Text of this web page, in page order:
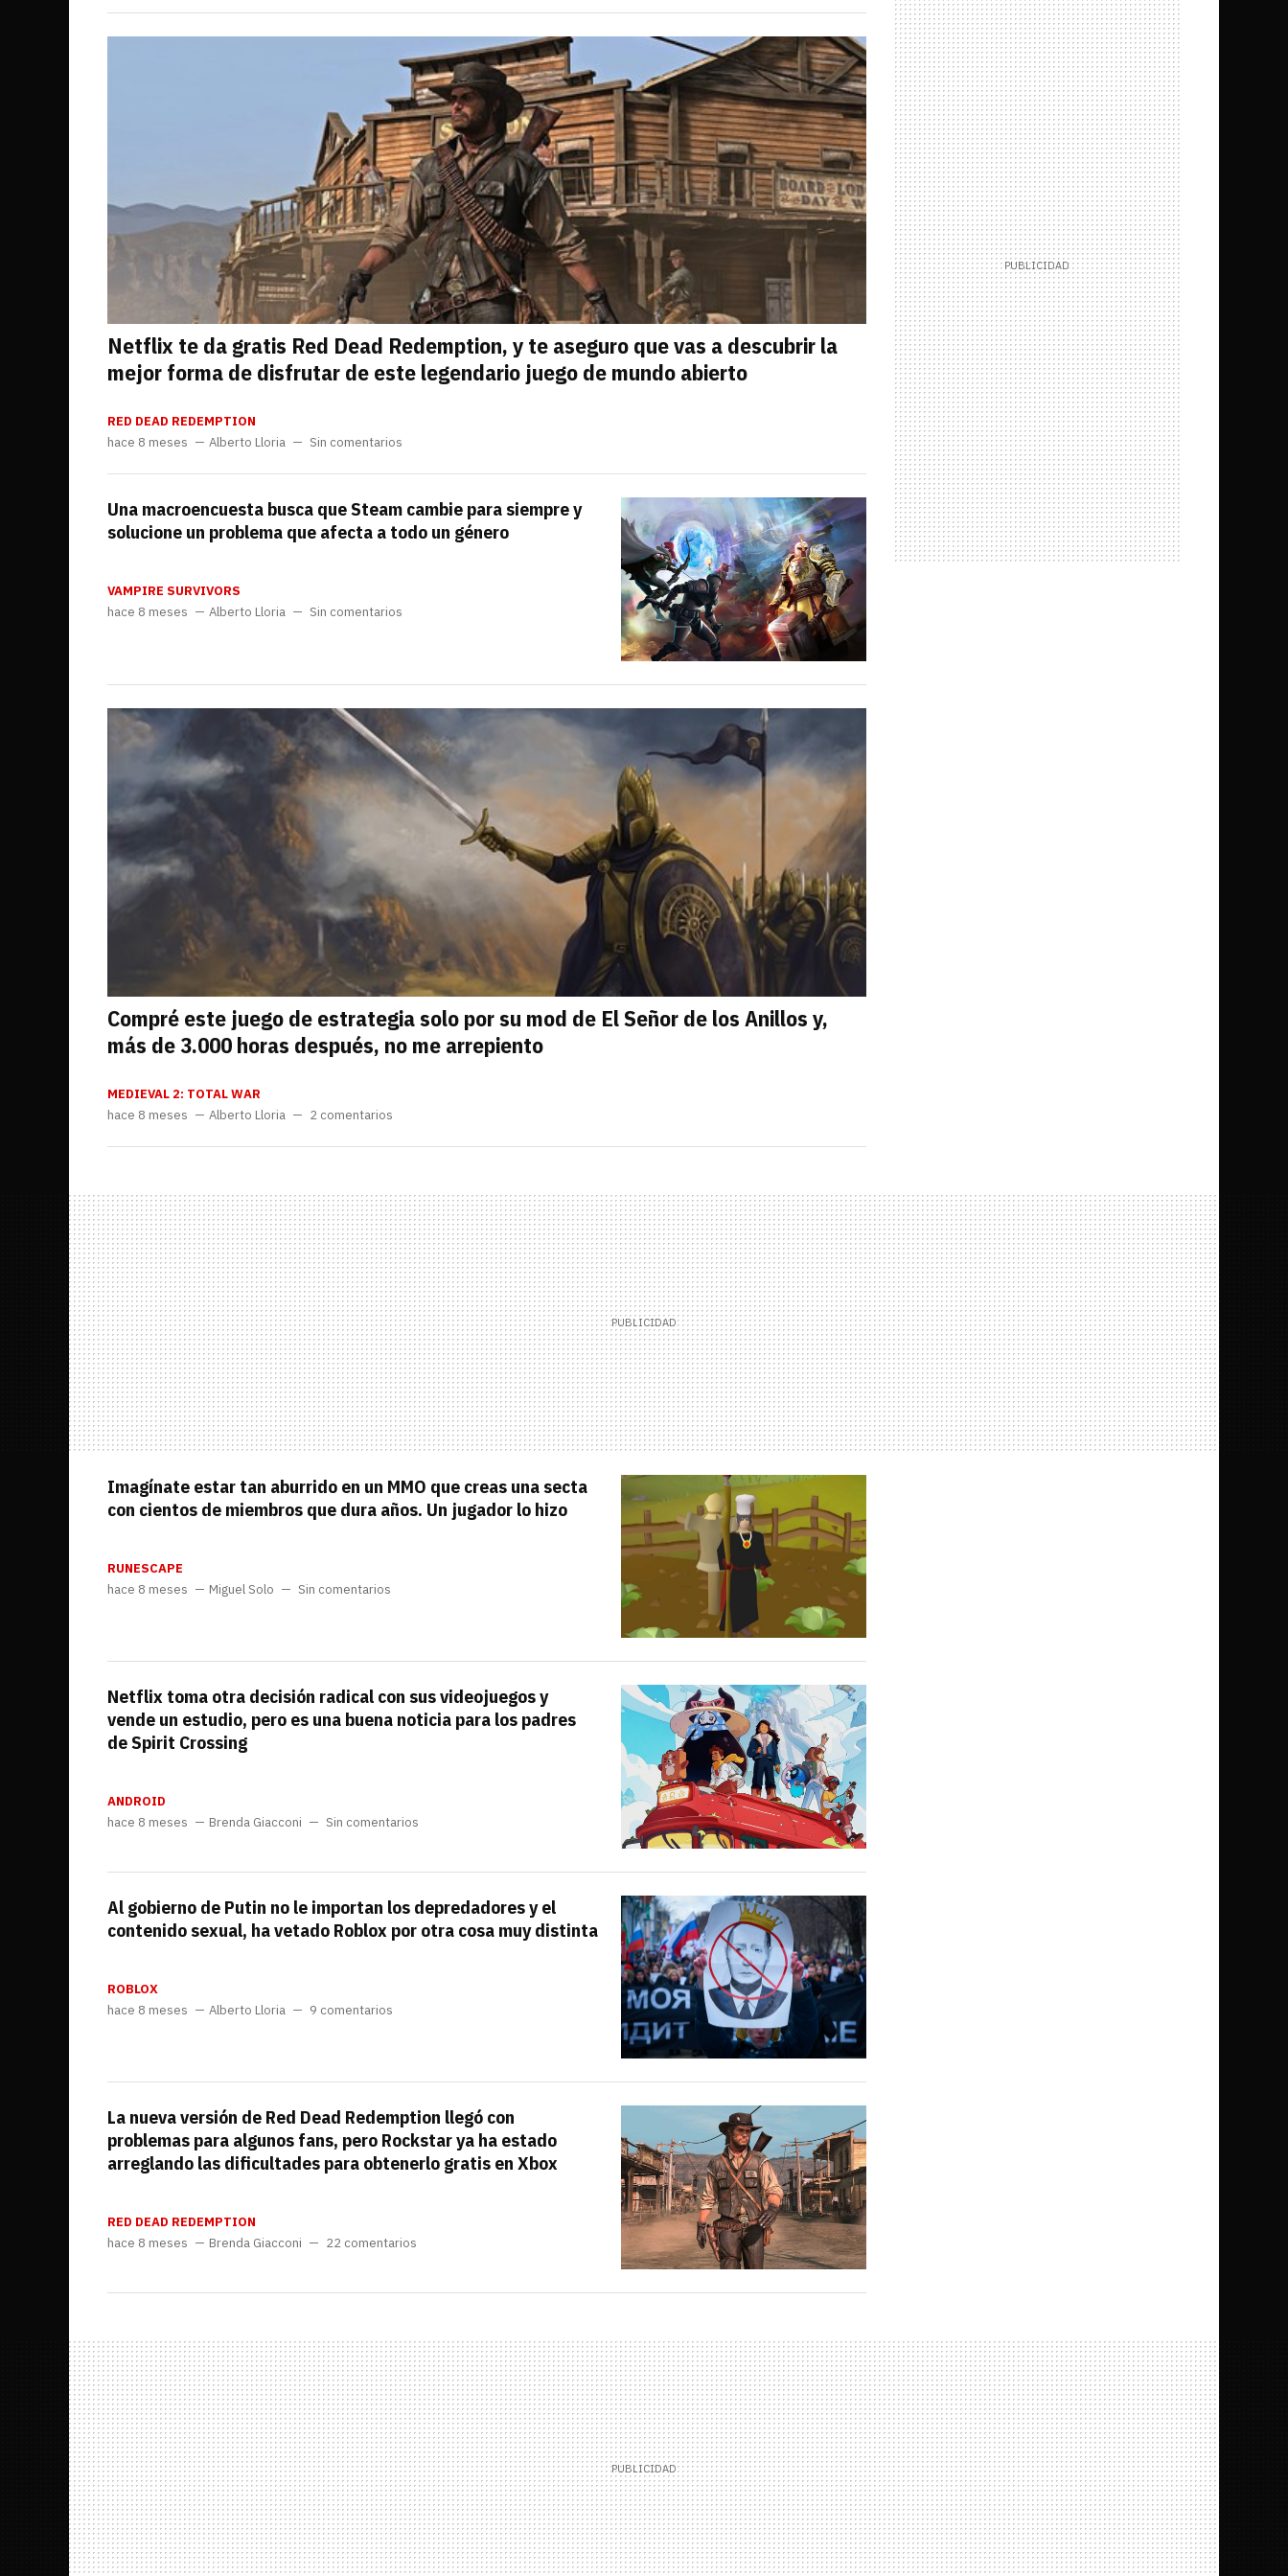
Netflix te da gratis Red Dead Redemption, y te aseguro que vas a descubrir la
mejor forma de disfrutar de este legendario juego de mundo abierto
RED DEAD REDEMPTION
hace 8 meses
Alberto Lloria Sin comentarios
Una macroencuesta busca que Steam cambie para siempre y
solucione un problema que afecta a todo un género
VAMPIRE SURVIVORS
hace 8 meses
Alberto Lloria Sin comentarios
Compré este juego de estrategia solo por su mod de El Señor de los Anillos y,
más de 3.000 horas después, no me arrepiento
MEDIEVAL 2: TOTAL WAR
hace 8 meses
Alberto Lloria 2 comentarios
Imagínate estar tan aburrido en un MMO que creas una secta
con cientos de miembros que dura años. Un jugador lo hizo
RUNESCAPE
hace 8 meses
Miguel Solo Sin comentarios
Netflix toma otra decisión radical con sus videojuegos y
vende un estudio, pero es una buena noticia para los padres
de Spirit Crossing
ANDROID
hace 8 meses
Brenda Giacconi Sin comentarios
Al gobierno de Putin no le importan los depredadores y el
contenido sexual, ha vetado Roblox por otra cosa muy distinta
ROBLOX
hace 8 meses
Alberto Lloria 9 comentarios
La nueva versión de Red Dead Redemption llegó con
problemas para algunos fans, pero Rockstar ya ha estado
arreglando las dificultades para obtenerlo gratis en Xbox
RED DEAD REDEMPTION
hace 8 meses
Brenda Giacconi 22 comentarios
¿Ya tienes cuenta?
Entra en 3DJuegos